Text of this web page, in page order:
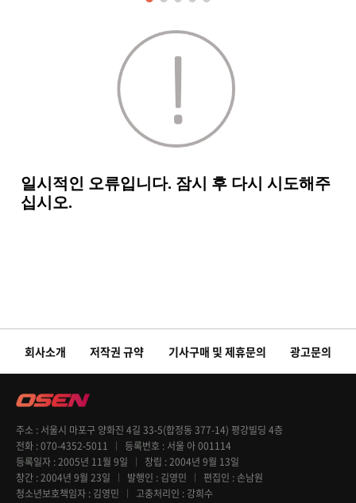
회사소개 저작권 규약 기사구매 및 제휴문의 광고문의
주소
서울시 마포구 양화진 4길 33-5(합정동 377-14) 평강빌딩 4층
전화 070-4352-5011 등록번호
서울 아 001114
등록일자 2005년 11월 9일 창립 2004년 9월 13일
창간 2004년 9월 23일 발행인 김영민 편집인
손남원
청소년보호책임자 김영민 고충처리인 강희수